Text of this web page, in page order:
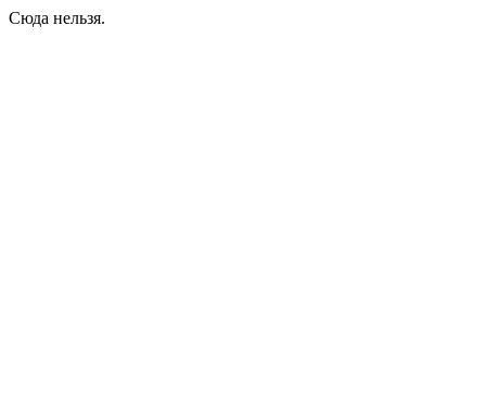
Сюда нельзя.